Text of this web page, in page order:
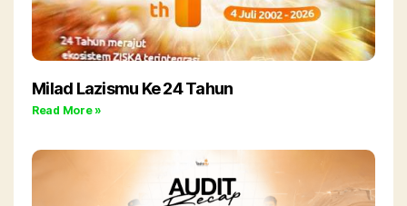
Milad Lazismu Ke 24 Tahun
Read More »